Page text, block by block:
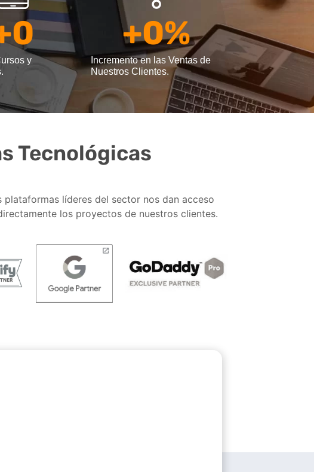
y
0
Incremento en las Ventas de
Nuestros Clientes.
+0%
Tecnológicas
líderes del sector nos dan acceso
los proyectos de nuestros clientes.